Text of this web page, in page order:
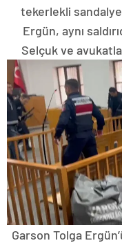
tekerlekli
Ergün, aynı
Selçuk ve
Garson Tolga